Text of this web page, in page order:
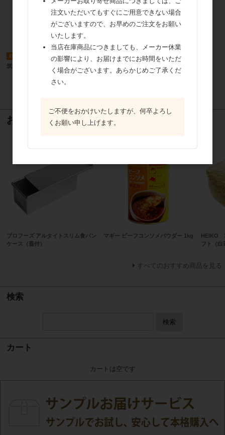
取寄商品
筑波 クイミック 1000ml
冷蔵便 取寄商品
中沢乳業 ナイスホイップG 1000ml
おすすめ商品
プロフーズ アルタイトスリム食パン
ケース（蓋付）
マギー ビーフコンソメパウダー 1kg
HEIKO
フト
すべてのおすすめ商品を見る
検索
検索
カート
カートは空です
注文いただいてもすぐにご用意できない場合
がございますので、お早めのご注文をお願い
いたします。
当店在庫商品につきましても、メーカー休業
の影響により、お届けまでにお時間をいただ
く場合がございます。あらかじめご了承くだ
さい。
ご不便をおかけいたしますが、何卒よろし
くお願い申し上げます。